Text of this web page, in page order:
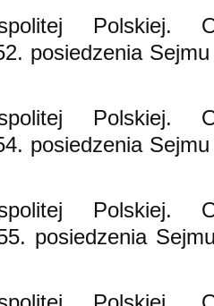
Polskiej.
posiedzenia
Polskiej.
posiedzenia
Polskiej.
posiedzenia